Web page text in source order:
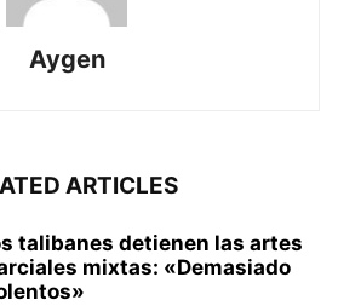
Aygen
ARTICLES
talibanes detienen las artes
mixtas: «Demasiado